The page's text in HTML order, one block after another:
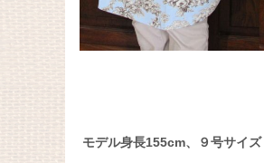
モデル身長155cm、９号サイズ